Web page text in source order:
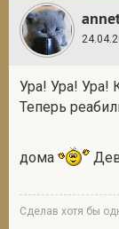
Ура! Ура! Ура!
Теперь
дома
Сделав хотя бы